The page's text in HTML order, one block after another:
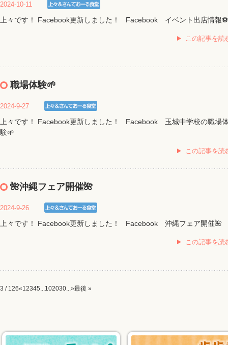
2024-10-11
上々です！ Facebook更新しました！ Facebook イベント出店情報⚽️
この記事を読
職場体験🌱
2024-9-27
上々です！ Facebook更新しました！ Facebook 玉城中学校の職場
験🌱
この記事を読
🌺沖縄フェア開催🌺
2024-9-26
上々です！ Facebook更新しました！ Facebook 沖縄フェア開催🌺
この記事を読
3 / 126«12345...102030...»最後 »